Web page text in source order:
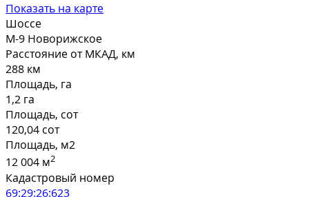
Показать на карте
Шоссе
М-9 Новорижское
Расстояние от МКАД, км
288 км
Площадь, га
1,2 га
Площадь, сот
120,04 сот
Площадь, м2
12 004 м2
Кадастровый номер
69:29:26:623